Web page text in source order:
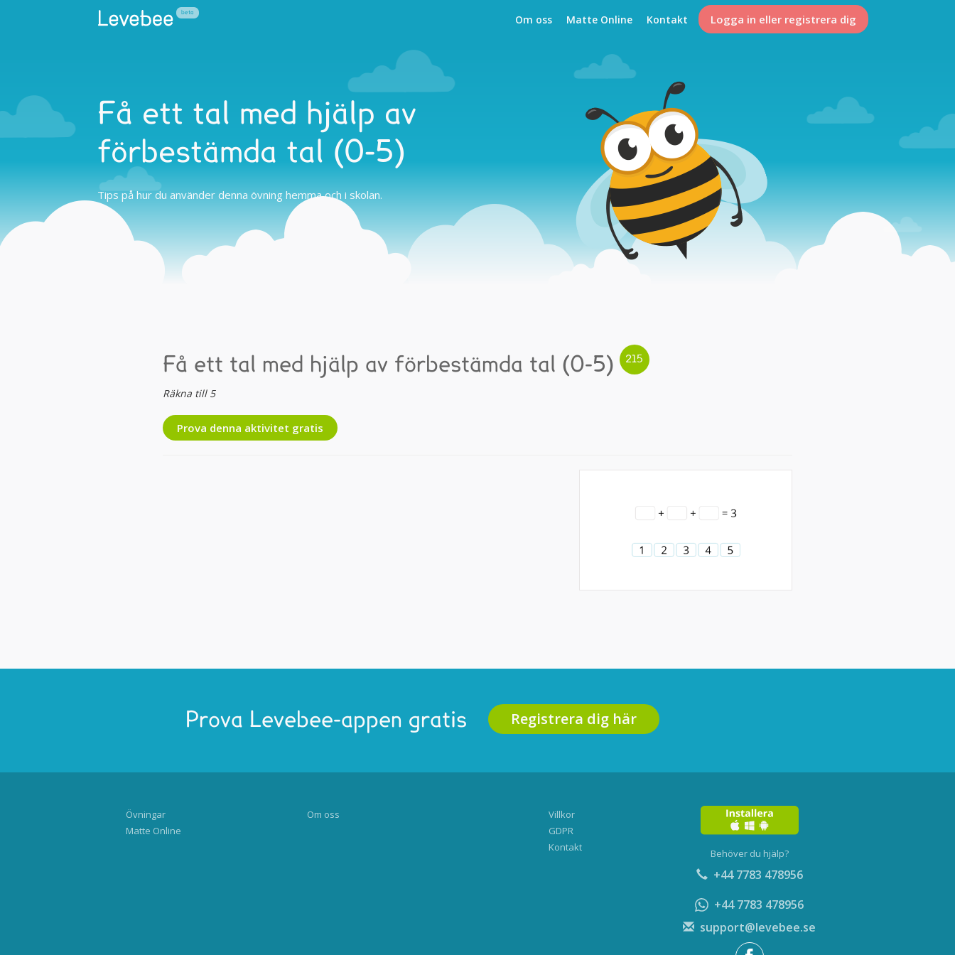
Om oss Matte Online Kontakt Logga in eller registrera dig
Få ett tal med hjälp av
förbestämda tal (0-5)
Tips på hur du använder denna övning hemma och i skolan.
Få ett tal med hjälp av förbestämda tal (0-5)
Räkna till 5
Prova denna aktivitet gratis
Prova Levebee-appen gratis Registrera dig här
Övningar
Matte Online
Om oss
Villkor
GDPR
Kontakt
Behöver du hjälp?
+44 7783 478956
+44 7783 478956
support@levebee.se